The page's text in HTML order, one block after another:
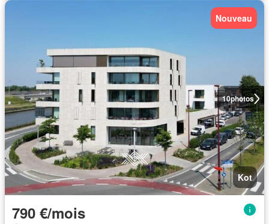
10photos
Nouveau
Kot
790 €/mois